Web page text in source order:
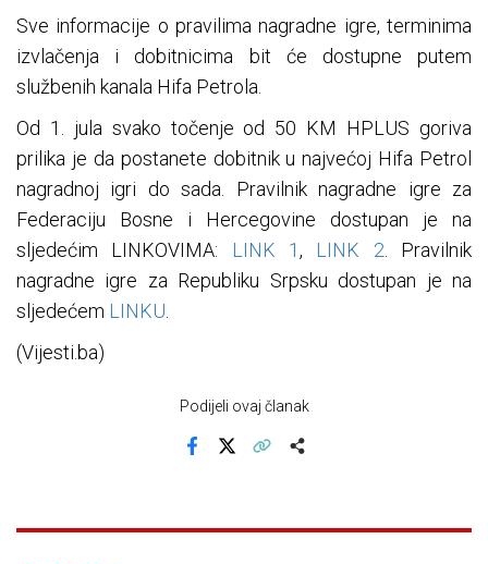
Sve informacije o pravilima nagradne igre, terminima
izvlačenja i dobitnicima bit će dostupne putem
službenih kanala Hifa Petrola.
Od 1. jula svako točenje od 50 KM HPLUS goriva
prilika je da postanete dobitnik u najvećoj Hifa Petrol
nagradnoj igri do sada. Pravilnik nagradne igre za
Federaciju Bosne i Hercegovine dostupan je na
sljedećim LINKOVIMA:
LINK 1, LINK 2. Pravilnik
nagradne igre za Republiku Srpsku dostupan je na
sljedećem LINKU.
(Vijesti.ba)
Podijeli ovaj članak